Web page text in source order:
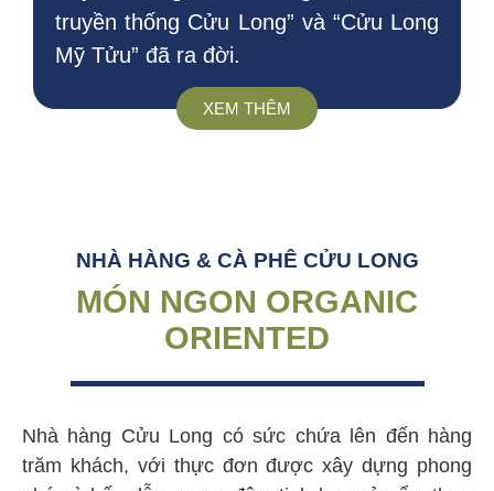
truyền thống Cửu Long” và “Cửu Long
Mỹ Tửu” đã ra đời.
XEM THÊM
NHÀ HÀNG & CÀ PHÊ CỬU LONG
MÓN NGON ORGANIC
ORIENTED
Nhà hàng Cửu Long có sức chứa lên đến hàng
trăm khách, với thực đơn được xây dựng phong